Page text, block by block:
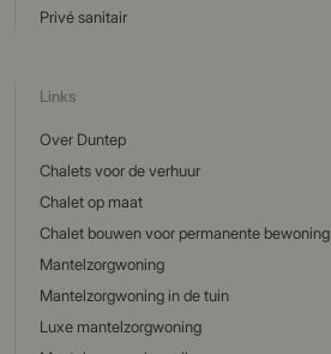
Privé sanitair
Links
Over Duntep
Chalets voor de verhuur
Chalet op maat
Chalet bouwen voor permanente bewoning
Mantelzorgwoning
Mantelzorgwoning in de tuin
Luxe mantelzorgwoning